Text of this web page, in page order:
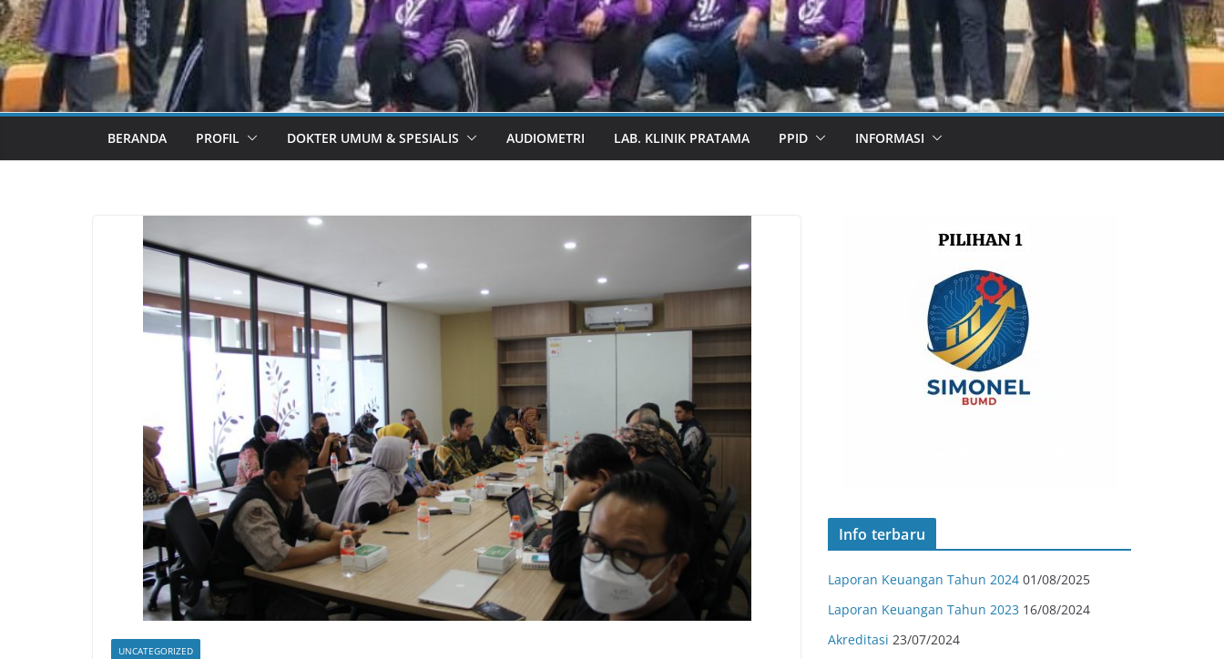
BERANDA PROFIL DOKTER UMUM & SPESIALIS AUDIOMETRI LAB. KLINIK PRATAMA PPID INFORMASI
UNCATEGORIZED
Info terbaru
Laporan Keuangan Tahun 2024 01/08/2025
Laporan Keuangan Tahun 2023 16/08/2024
Akreditasi 23/07/2024